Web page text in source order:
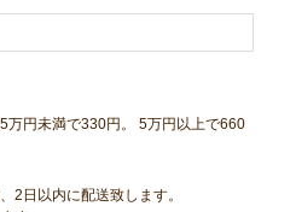
万円未満で330円。 5万円以上で660
2日以内に配送致します。